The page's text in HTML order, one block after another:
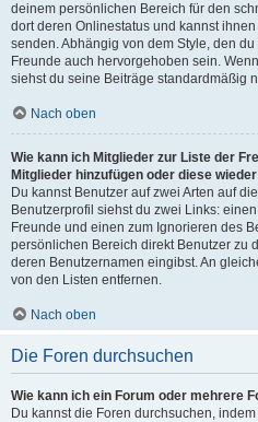
deinem persönlichen Bereich für den
dort deren Onlinestatus und kannst
senden. Abhängig von dem Style, den
Freunde auch hervorgehoben sein.
siehst du seine Beiträge standardmäßig
Nach oben
Wie kann ich Mitglieder zur Liste der
Mitglieder hinzufügen oder diese
Du kannst Benutzer auf zwei Arten auf
Benutzerprofil siehst du zwei Links:
Freunde und einen zum Ignorieren des
persönlichen Bereich direkt Benutzer zu
deren Benutzernamen eingibst. An
von den Listen entfernen.
Nach oben
Die Foren durchsuchen
Wie kann ich ein Forum oder mehrere
Du kannst die Foren durchsuchen,